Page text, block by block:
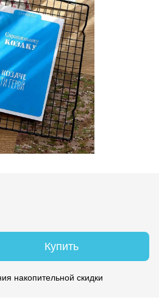
Купить
накопительной скидки